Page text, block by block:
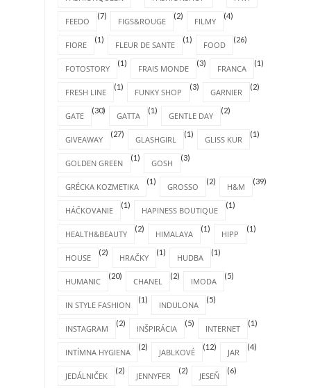
FEEDO
(7)
FIGS&ROUGE
(2)
FILMY
(4)
FIORE
(1)
FLEUR DE SANTE
(1)
FOOD
(26)
FOTOSTORY
(1)
FRAIS MONDE
(3)
FRANCA
(1)
FRESH LINE
(1)
FUNKY SHOP
(3)
GARNIER
(2)
GATE
(30)
GATTA
(1)
GENTLE DAY
(2)
GIVEAWAY
(27)
GLASHGIRL
(1)
GLISS KUR
(1)
GOLDEN GREEN
(1)
GOSH
(3)
GRÉCKA KOZMETIKA
(1)
GROSSO
(2)
H&M
(39)
HÁČKOVANIE
(1)
HAPINESS BOUTIQUE
(1)
HEALTH&BEAUTY
(2)
HIMALAYA
(1)
HIPP
(1)
HOUSE
(2)
HRAČKY
(1)
HUDBA
(1)
HUMANIC
(20)
CHANEL
(2)
IMODA
(5)
IN STYLE FASHION
(1)
INDULONA
(5)
INSTAGRAM
(2)
INŠPIRÁCIA
(5)
INTERNET
(1)
INTÍMNA HYGIENA
(2)
JABLKOVÉ
(12)
JAR
(4)
JEDÁLNIČEK
(2)
JENNYFER
(2)
JESEŇ
(6)